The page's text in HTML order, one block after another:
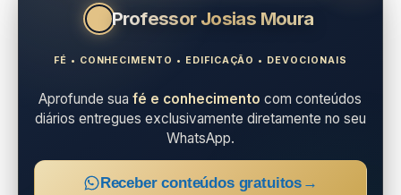
Professor Josias Moura
FÉ • CONHECIMENTO • EDIFICAÇÃO • DEVOCIONAIS
Aprofunde suafé e conhecimento com conteúdos
diários entregues exclusivamente diretamente no seu
WhatsApp.
Receber conteúdos gratuitos →